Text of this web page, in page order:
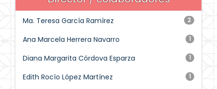
2
Ma. Teresa García Ramírez
1
Ana Marcela Herrera Navarro
1
Diana Margarita Córdova Esparza
1
Edith Rocío López Martínez